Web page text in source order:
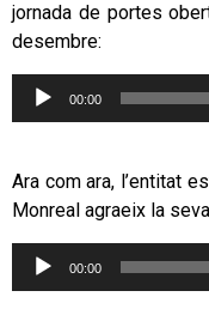
jornada de portes
desembre:
Reproductor
00:00
Ara com ara, l’entitat
Monreal agraeix la
Reproductor
00:00